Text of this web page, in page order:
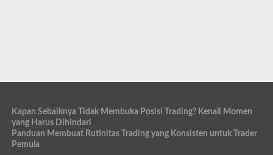
Kapan Sebaiknya Tidak Membuka Posisi Trading? Kenali Momen
yang Harus Dihindari
Panduan Membuat Rutinitas Trading yang Konsisten untuk Trader
Pemula